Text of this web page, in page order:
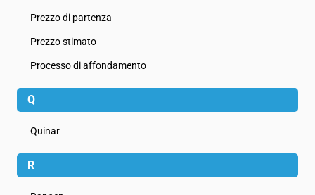
Prezzo di partenza
Prezzo stimato
Processo di affondamento
Q
Quinar
R